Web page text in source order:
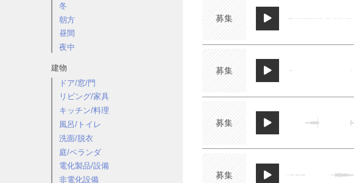
冬
朝方
昼間
夜中
建物
ドア/窓/門
リビング/家具
キッチン/料理
風呂/トイレ
洗面/脱衣
庭/ベランダ
電化製品/設備
非電化設備
募集
募集
募集
募集